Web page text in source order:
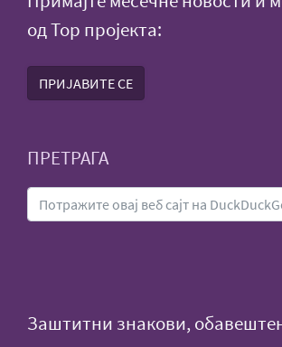
од Тор пројекта:
ПРИЈАВИТЕ СЕ
ПРЕТРАГА
Заштитни знакови,